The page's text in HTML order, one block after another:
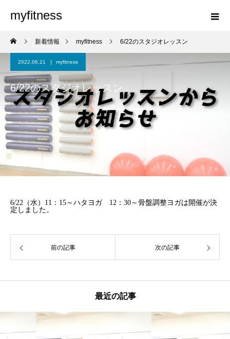
myfitness
新着情報 myfitness 6/22のスタジオレッスン
2022.06.21 myfitness
6/22のスタジオレッスン
6/22（水）11：15～ハタヨガ 12：30～骨盤調整ヨガは開催が決
定しました。
前の記事 次の記事
最近の記事